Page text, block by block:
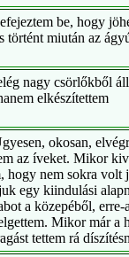
be, hogy
történt miután az
nagy csörlőkből
elkészítettem
okosan,
az íveket. Mikor
hogy nem sokra volt
egy kiindulási
a közepéből, erre-
Mikor már a
tettem rá